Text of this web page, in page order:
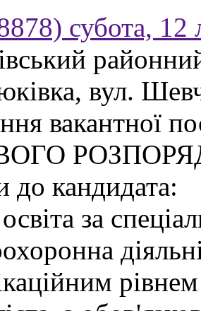
субота, 12
вул.
вакантної
до кандидата:
за